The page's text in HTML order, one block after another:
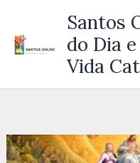
Santos
do Dia
Vida